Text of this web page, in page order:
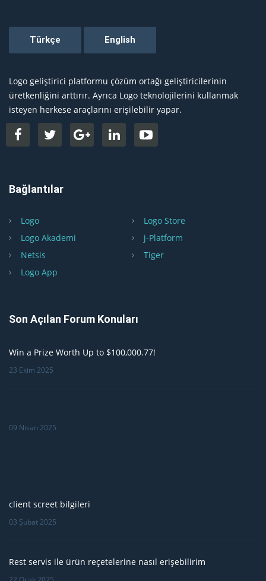
Logo geliştirici platformu çözüm ortağı geliştiricilerinin
üretkenliğini arttırır. Ayrıca Logo teknolojilerini kullanmak
isteyen herkese araçlarını erişilebilir yapar.
Bağlantılar
Logo
Logo Store
Logo Akademi
j-Platform
Netsis
Tiger
Logo App
Son Açılan Forum Konuları
Win a Prize Worth Up to $100,000.77!
23 Ekim 2025
09 Nisan 2025
client screet bilgileri
03 Şubat 2025
Rest servis ile ürün reçetelerine nasıl erişebilirim